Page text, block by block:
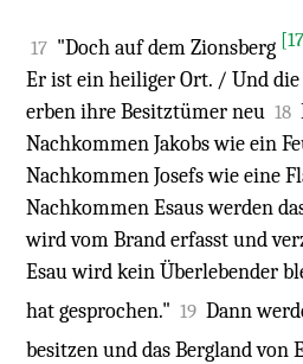
17 "Doch auf dem Zionsberg
Er ist ein heiliger Ort. / Und die
erben ihre Besitztümer neu 18
Nachkommen Jakobs wie ein
Nachkommen Josefs wie eine
Nachkommen Esaus werden
wird vom Brand erfasst und
Esau wird kein Überlebender
hat gesprochen." 19 Dann
besitzen und das Bergland von